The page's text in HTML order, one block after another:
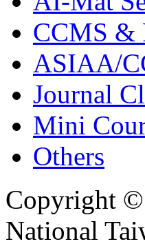
CCMS &
ASIAA/
Journal
Mini
Others
Copyright ©
National